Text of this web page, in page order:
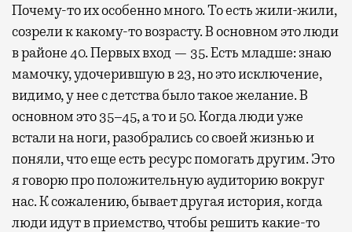
Почему-то их особенно много. То есть жили-жили,
созрели к какому-то возрасту. В основном это люди
в районе 40. Первых вход — 35. Есть младше: знаю
мамочку, удочерившую в 23, но это исключение,
видимо, у нее с детства было такое желание. В
основном это 35–45, а то и 50. Когда люди уже
встали на ноги, разобрались со своей жизнью и
поняли, что еще есть ресурс помогать другим. Это
я говорю про положительную аудиторию вокруг
нас. К сожалению, бывает другая история, когда
люди идут в приемство, чтобы решить какие-то